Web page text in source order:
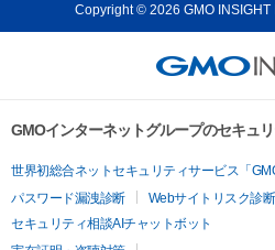
Copyright © 2026 GMO INSIGHT
GMOインターネットグループのセキュ
世界初総合ネットセキュリティサービス「
パスワード漏洩診断
Webサイトリスク診断
セキュリティ相談AIチャットボット